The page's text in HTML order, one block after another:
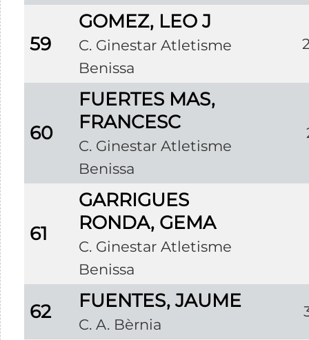
59
GOMEZ, LEO J
C. Ginestar Atletisme
Benissa
60
FUERTES MAS,
FRANCESC
C. Ginestar Atletisme
Benissa
61
GARRIGUES
RONDA, GEMA
C. Ginestar Atletisme
Benissa
62 FUENTES, JAUME
C. A. Bèrnia